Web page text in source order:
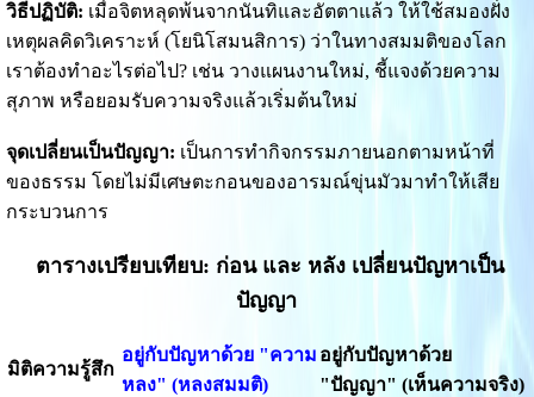
วิธีปฏิบัติ: เมื่อจิตหลุดพ้นจากนันทิและอัตตาแล้ว ให้ใช้สมองฝั่ง
เหตุผลคิดวิเคราะห์ (โยนิโสมนสิการ) ว่าในทางสมมติของโลก
เราต้องทำอะไรต่อไป? เช่น วางแผนงานใหม่, ชี้แจงด้วยความ
สุภาพ หรือยอมรับความจริงแล้วเริ่มต้นใหม่
จุดเปลี่ยนเป็นปัญญา: เป็นการทำกิจกรรมภายนอกตามหน้าที่
ของธรรม โดยไม่มีเศษตะกอนของอารมณ์ขุ่นมัวมาทำให้เสีย
กระบวนการ
ตารางเปรียบเทียบ: ก่อน และ หลัง เปลี่ยนปัญหาเป็น
ปัญญา
มิติความรู้สึก
อยู่กับปัญหาด้วย "ความ
หลง" (หลงสมมติ)
อยู่กับปัญหาด้วย
"ปัญญา" (เห็นความจริง)